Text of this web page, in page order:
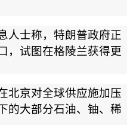
人士称，特朗普政府正
，试图在格陵兰获得更
北京对全球供应施加压
的大部分石油、铀、稀